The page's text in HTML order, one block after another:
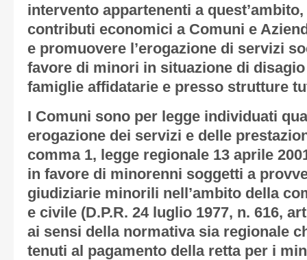
intervento appartenenti a
contributi economici a Comuni e
e promuovere l’erogazione di servizi
favore di minori in situazione di
famiglie affidatarie e presso strutture
I Comuni sono per legge individuati
erogazione dei servizi e delle
comma 1, legge regionale 13 aprile
in favore di minorenni soggetti a
giudiziarie minorili nell’ambito della
e civile (D.P.R. 24 luglio 1977, n. 616,
ai sensi della normativa sia regionale
tenuti al pagamento della retta per i